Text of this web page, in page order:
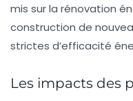
mis sur la rénovation
construction de
strictes d’efficacité
Les impacts des